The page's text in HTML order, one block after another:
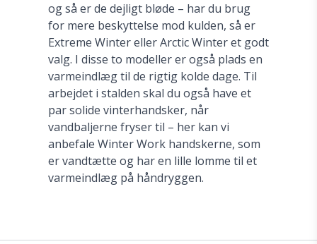
og så er de dejligt bløde – har du brug
for mere beskyttelse mod kulden, så er
Extreme Winter eller Arctic Winter et godt
valg. I disse to modeller er også plads en
varmeindlæg til de rigtig kolde dage. Til
arbejdet i stalden skal du også have et
par solide vinterhandsker, når
vandbaljerne fryser til – her kan vi
anbefale Winter Work handskerne, som
er vandtætte og har en lille lomme til et
varmeindlæg på håndryggen.